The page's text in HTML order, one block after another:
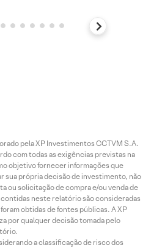
pela XP Investimentos CCTVM S.A.
com todas as exigências previstas na
objetivo fornecer informações que
sua própria decisão de investimento, não
ou solicitação de compra e/ou venda de
neste relatório são consideradas
obtidas de fontes públicas. A XP
por qualquer decisão tomada pelo
a classificação de risco dos